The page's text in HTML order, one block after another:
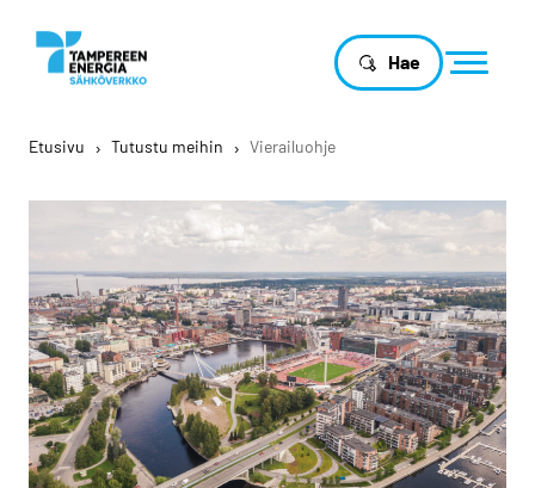
Hae
Etusivu › Tutustu meihin › Vierailuohje